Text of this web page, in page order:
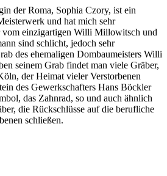
der Roma, Sophia Czory, ist ein
und hat mich sehr
vom einzigartigen Willi Millowitsch und
sind schlicht, jedoch sehr
des ehemaligen Dombaumeisters Willi
seinem Grab findet man viele Gräber,
der Heimat vieler Verstorbenen
des Gewerkschafters Hans Böckler
das Zahnrad, so und auch ähnlich
die Rückschlüsse auf die berufliche
schließen.